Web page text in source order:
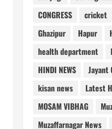
CONGRESS
cricket
Ghazipur
Hapur
health department
HINDI NEWS
Jayant
kisan news
Latest
MOSAM VIBHAG
Muzaffarnagar News